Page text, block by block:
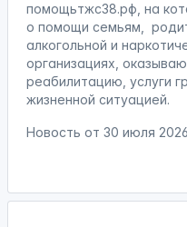
помощьтжс38.рф, на
о помощи семьям,
алкогольной и
организациях,
реабилитацию, услуги
жизненной ситуацией.
Новость от 30 июля